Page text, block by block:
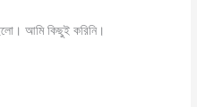
আমি কিছুই করিনি।